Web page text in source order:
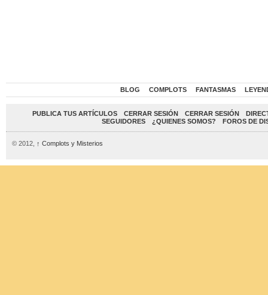
BLOG COMPLOTS FANTASMAS
PUBLICA TUS ARTÍCULOS CERRAR SESIÓN CERRAR SESIÓN
SEGUIDORES
¿QUIENES SOMOS? FOROS DE
© 2012, ↑ Complots y Misterios